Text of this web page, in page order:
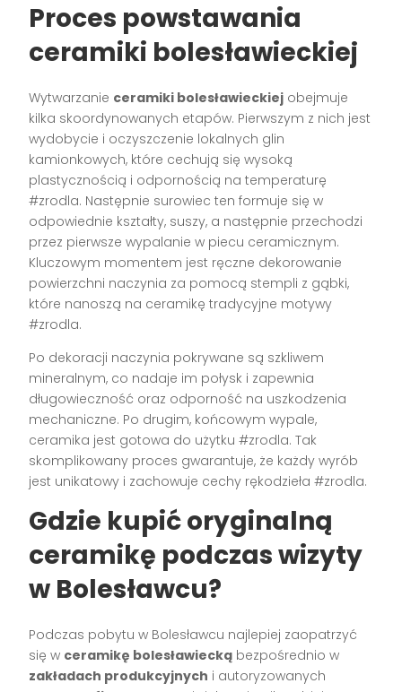
Proces powstawania
ceramiki bolesławieckiej
Wytwarzanie ceramiki bolesławieckiej obejmuje
kilka skoordynowanych etapów. Pierwszym z nich jest
wydobycie i oczyszczenie lokalnych glin
kamionkowych, które cechują się wysoką
plastycznością i odpornością na temperaturę
#zrodla. Następnie surowiec ten formuje się w
odpowiednie kształty, suszy, a następnie przechodzi
przez pierwsze wypalanie w piecu ceramicznym.
Kluczowym momentem jest ręczne dekorowanie
powierzchni naczynia za pomocą stempli z gąbki,
które nanoszą na ceramikę tradycyjne motywy
#zrodla.
Po dekoracji naczynia pokrywane są szkliwem
mineralnym, co nadaje im połysk i zapewnia
długowieczność oraz odporność na uszkodzenia
mechaniczne. Po drugim, końcowym wypale,
ceramika jest gotowa do użytku #zrodla. Tak
skomplikowany proces gwarantuje, że każdy wyrób
jest unikatowy i zachowuje cechy rękodzieła #zrodla.
Gdzie kupić oryginalną
ceramikę podczas wizyty
w Bolesławcu?
Podczas pobytu w Bolesławcu najlepiej zaopatrzyć
się w ceramikę bolesławiecką bezpośrednio w
zakładach produkcyjnych i autoryzowanych